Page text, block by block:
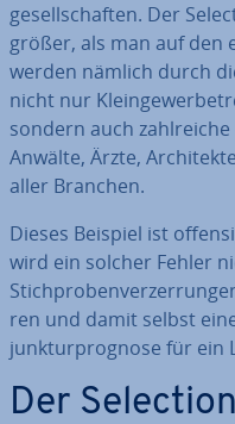
ge­sell­schaf­ten. Der
größer, als man auf den
werden nämlich durch
nicht nur
sondern auch
Anwälte, Ärzte,
aller Branchen.
Dieses Beispiel ist
wird ein solcher Fehler
ren und damit selbst
junk­tur­pro­gno­se für ein
Der